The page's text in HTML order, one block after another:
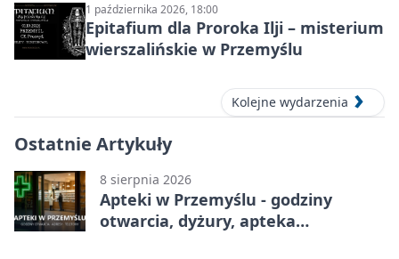
1 października 2026, 18:00
Epitafium dla Proroka Ilji – misterium
wierszalińskie w Przemyślu
Kolejne wydarzenia
Ostatnie Artykuły
8 sierpnia 2026
Apteki w Przemyślu - godziny
otwarcia, dyżury, apteka